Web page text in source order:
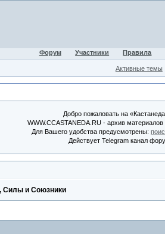
Форум Участники Правила
Активные темы
Добро пожаловать на
WWW.CCASTANEDA.RU - архив
Для Вашего удобства предусмотрены:
Действует Telegram канал
Силы и Союзники